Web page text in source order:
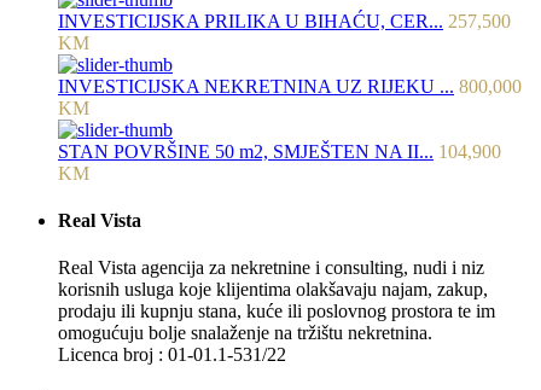
INVESTICIJSKA PRILIKA U BIHAĆU, CER... 257,500
KM
INVESTICIJSKA NEKRETNINA UZ RIJEKU ... 800,000
KM
STAN POVRŠINE 50 m2, SMJEŠTEN NA II... 104,900
KM
Real Vista
Real Vista agencija za nekretnine i consulting, nudi i niz
korisnih usluga koje klijentima olakšavaju najam, zakup,
prodaju ili kupnju stana, kuće ili poslovnog prostora te im
omogućuju bolje snalaženje na tržištu nekretnina.
Licenca broj : 01-01.1-531/22